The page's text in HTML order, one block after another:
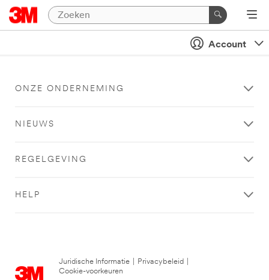
Account
ONZE ONDERNEMING
NIEUWS
REGELGEVING
HELP
Juridische Informatie Privacybeleid
Cookie-voorkeuren